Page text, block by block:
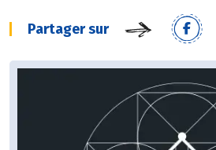
Partager sur